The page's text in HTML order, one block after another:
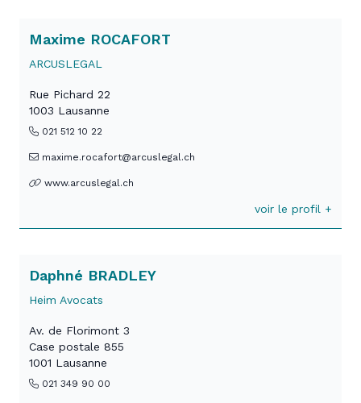
Maxime ROCAFORT
ARCUSLEGAL
Rue Pichard 22
1003 Lausanne
021 512 10 22
maxime.rocafort@arcuslegal.ch
www.arcuslegal.ch
voir le profil +
Daphné BRADLEY
Heim Avocats
Av. de Florimont 3
Case postale 855
1001 Lausanne
021 349 90 00